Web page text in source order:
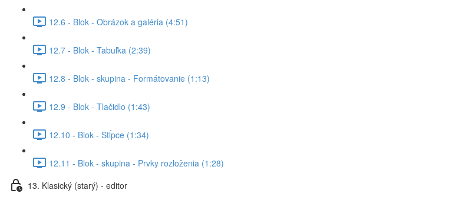
12.6 - Blok - Obrázok a galéria (4:51)
12.7 - Blok - Tabuľka (2:39)
12.8 - Blok - skupina - Formátovanie (1:13)
12.9 - Blok - Tlačidlo (1:43)
12.10 - Blok - Stĺpce (1:34)
12.11 - Blok - skupina - Prvky rozloženia (1:28)
13. Klasický (starý) - editor